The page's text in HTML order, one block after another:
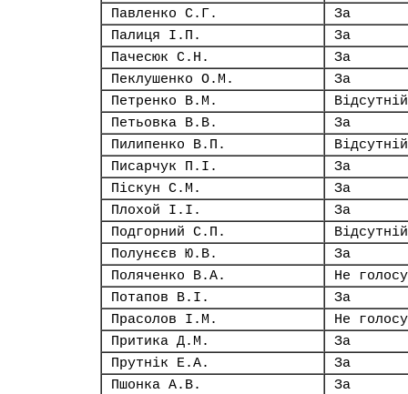
Павленко С.Г.
За
Палиця І.П.
За
Пачесюк С.Н.
За
Пеклушенко О.М.
За
Петренко В.М.
Відсутній
Петьовка В.В.
За
Пилипенко В.П.
Відсутній
Писарчук П.І.
За
Піскун С.М.
За
Плохой І.І.
За
Подгорний С.П.
Відсутній
Полунєєв Ю.В.
За
Поляченко В.А.
Не
Потапов В.І.
За
Прасолов І.М.
Не
Притика Д.М.
За
Прутнік Е.А.
За
Пшонка А.В.
За